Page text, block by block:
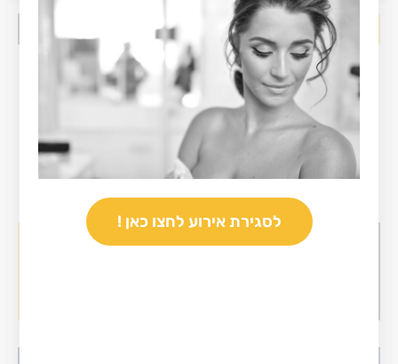
אחלה עסקים
טענות להתחמקות מתשלום וחוסר מקצועיות
לסגירת אירוע לחצו כאן !